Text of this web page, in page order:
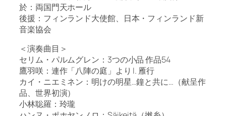
於：両国門天ホール
後援：フィンランド大使館、日本・フィンランド新
音楽協会
＜演奏曲目＞
セリム・パルムグレン：3つの小品 作品54
鷹羽咲：連作「八陣の庭」より I. 雁行
カイ・ニエミネン：明けの明星…鐘と共に…（献呈作
品、世界初演）
小林聡羅：玲瓏